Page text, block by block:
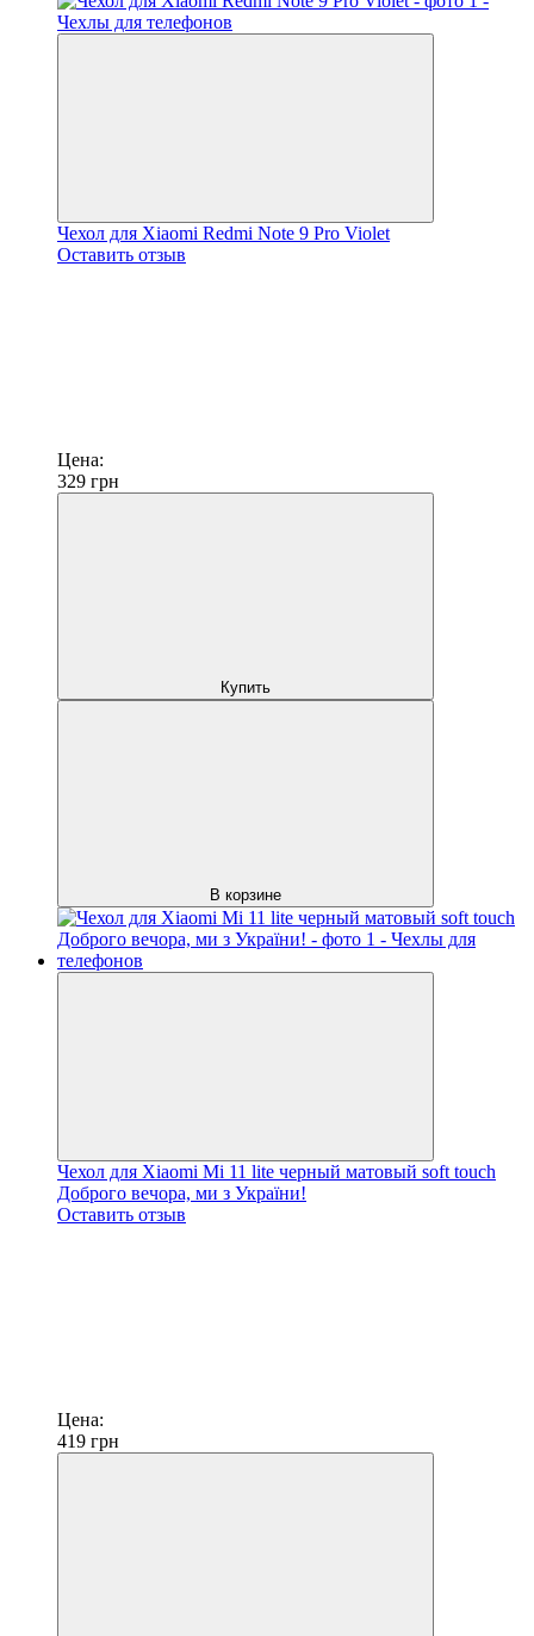
Чехол для Xiaomi Redmi Note 9 Pro Violet
Оставить отзыв
Цена:
329 грн
Купить
В корзине
Чехол для Xiaomi Mi 11 lite черный матовый soft touch
Доброго вечора, ми з України!
Оставить отзыв
Цена:
419 грн